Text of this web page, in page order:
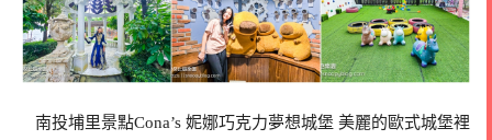
南投埔里景點Cona’s 妮娜巧克力夢想城堡 美麗的歐式城堡裡